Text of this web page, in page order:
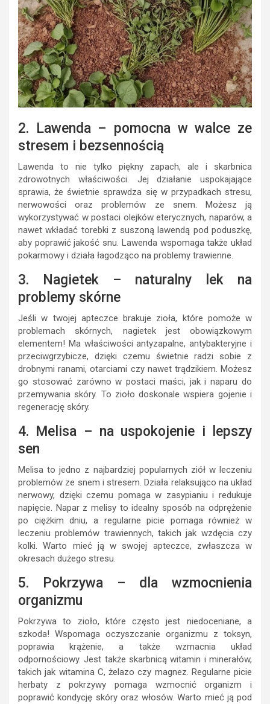
2. Lawenda – pomocna w walce ze
stresem i bezsennością
Lawenda to nie tylko piękny zapach, ale i skarbnica
zdrowotnych właściwości. Jej działanie uspokajające
sprawia, że świetnie sprawdza się w przypadkach stresu,
nerwowości oraz problemów ze snem. Możesz ją
wykorzystywać w postaci olejków eterycznych, naparów, a
nawet wkładać torebki z suszoną lawendą pod poduszkę,
aby poprawić jakość snu. Lawenda wspomaga także układ
pokarmowy i działa łagodząco na problemy trawienne.
3. Nagietek – naturalny lek na
problemy skórne
Jeśli w twojej apteczce brakuje zioła, które pomoże w
problemach skórnych, nagietek jest obowiązkowym
elementem! Ma właściwości antyzapalne, antybakteryjne i
przeciwgrzybicze, dzięki czemu świetnie radzi sobie z
drobnymi ranami, otarciami czy nawet trądzikiem. Możesz
go stosować zarówno w postaci maści, jak i naparu do
przemywania skóry. To zioło doskonale wspiera gojenie i
regenerację skóry.
4. Melisa – na uspokojenie i lepszy
sen
Melisa to jedno z najbardziej popularnych ziół w leczeniu
problemów ze snem i stresem. Działa relaksująco na układ
nerwowy, dzięki czemu pomaga w zasypianiu i redukuje
napięcie. Napar z melisy to idealny sposób na odprężenie
po ciężkim dniu, a regularne picie pomaga również w
leczeniu problemów trawiennych, takich jak wzdęcia czy
kolki. Warto mieć ją w swojej apteczce, zwłaszcza w
okresach dużego stresu.
5. Pokrzywa – dla wzmocnienia
organizmu
Pokrzywa to zioło, które często jest niedoceniane, a
szkoda! Wspomaga oczyszczanie organizmu z toksyn,
poprawia krążenie, a także wzmacnia układ
odpornościowy. Jest także skarbnicą witamin i minerałów,
takich jak witamina C, żelazo czy magnez. Regularne picie
herbaty z pokrzywy pomaga wzmocnić organizm i
poprawić kondycję skóry oraz włosów. Warto mieć ją pod